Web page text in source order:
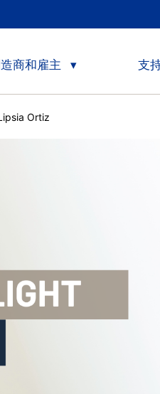
商和雇主 支
Ortiz